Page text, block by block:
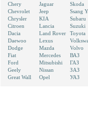
Chery
Chevrolet
Chrysler
Citroen
Dacia
Daewoo
Dodge
Fiat
Ford
Geely
Great Wall
Jaguar
Jeep
KIA
Lancia
Land Rover
Lexus
Mazda
Mercedes
Mitsubishi
Nissan
Opel
Skoda
Ssang
Subaru
Suzuki
Toyota
Volvo
ВАЗ
ГАЗ
ЗАЗ
УАЗ